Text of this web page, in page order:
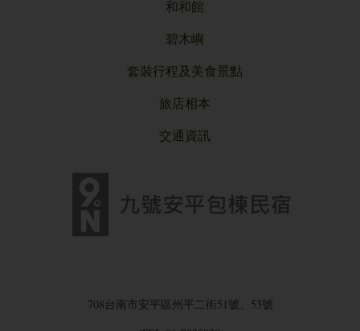
和和館
碧木嶼
套裝行程及美食景點
旅店相本
交通資訊
708台南市安平區州平二街51號、53號